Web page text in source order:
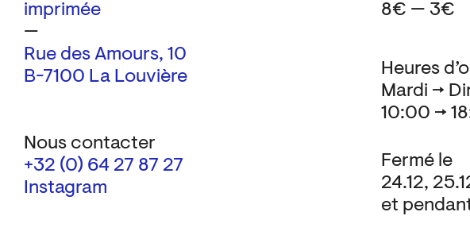
imprimée
—
Rue des Amours, 10
B-7100 La Louvière
Nous contacter
+32 (0) 64 27 87 27
Instagram
Heures
Mardi →
10:00 →
Fermé le
24.12,
et
8€ — 3€